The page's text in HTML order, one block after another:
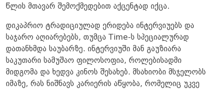
წლის მთავარ შემოქმედებით აქცენტად იქცა.
დიკაპრიო ტრადიციულად ერიდება ინტერვიუებს და
საჯარო აღიარებებს, თუმცა Time-ს სპეციალურად
დათანხმდა საუბარზე. ინტერვიუში მან გაუზიარა
საკუთარი სამუშაო ფილოსოფია, როლებისადმი
მიდგომა და ხედვა კინოს შესახებ. მსახიობი მსჯელობს
იმაზე, რას ნიშნავს კარიერის აწყობა, რომელიც უკვე